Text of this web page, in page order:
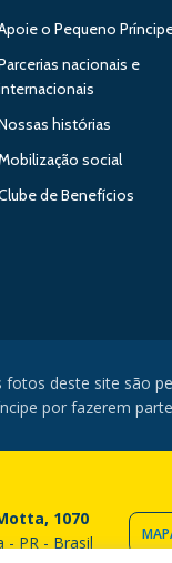
o Pequeno
nacionais e
histórias
social
de Benefícios
deste site são
por fazerem
1070
- PR - Brasil